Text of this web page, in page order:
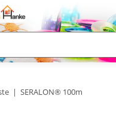
SERALON® 100m